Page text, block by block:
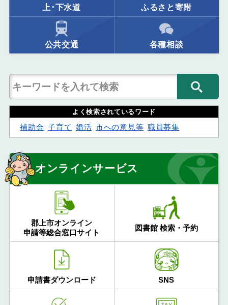
上･下水道 ふるさと寄附
公共交通 各種相談
よく検索されているワード
補助金 子育て 婚活 市への意見等 職員募集
オンラインサービス
郡上市オンライン
申請等総合窓口サイト
図書館 検索・予約
申請書ダウンロード SNS